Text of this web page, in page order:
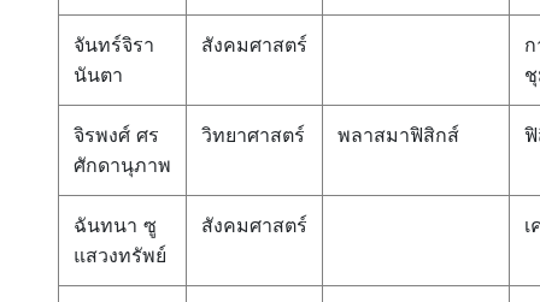
จันทร์จิรา
นันตา
สังคมศาสตร์
จิรพงศ์ ศร
ศักดานุภาพ
วิทยาศาสตร์ พลาสมาฟิสิกส์
ฉันทนา ซู
แสวงทรัพย์
สังคมศาสตร์ เ